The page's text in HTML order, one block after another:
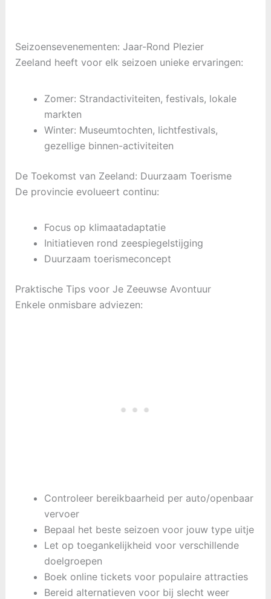
Seizoensevenementen: Jaar-Rond Plezier
Zeeland heeft voor elk seizoen unieke ervaringen:
Zomer: Strandactiviteiten, festivals, lokale
markten
Winter: Museumtochten, lichtfestivals,
gezellige binnen-activiteiten
De Toekomst van Zeeland: Duurzaam Toerisme
De provincie evolueert continu:
Focus op klimaatadaptatie
Initiatieven rond zeespiegelstijging
Duurzaam toerismeconcept
Praktische Tips voor Je Zeeuwse Avontuur
Enkele onmisbare adviezen:
Controleer bereikbaarheid per auto/openbaar
vervoer
Bepaal het beste seizoen voor jouw type uitje
Let op toegankelijkheid voor verschillende
doelgroepen
Boek online tickets voor populaire attracties
Bereid alternatieven voor bij slecht weer